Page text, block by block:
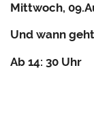
Mittwoch,
Und wann
Ab 14: 30 Uhr